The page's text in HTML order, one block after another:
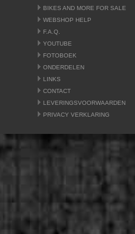
BIKES AND MORE FOR SALE
WEBSHOP HELP
F.A.Q.
YOUTUBE
FOTOBOEK
ONDERDELEN
LINKS
CONTACT
LEVERINGSVOORWAARDEN
PRIVACY VERKLARING